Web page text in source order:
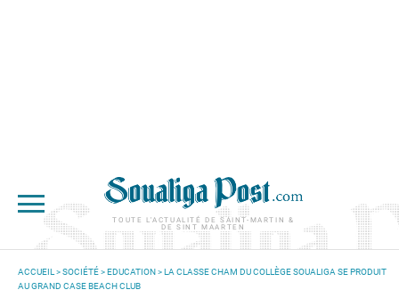
TOUTE L'ACTUALITÉ DE SAINT-MARTIN &
DE SINT MAARTEN
VOUS ÊTES ICI
ACCUEIL >SOCIÉTÉ>EDUCATION> LA CLASSE CHAM DU COLLÈGE SOUALIGA SE PRODUIT
AU GRAND CASE BEACH CLUB